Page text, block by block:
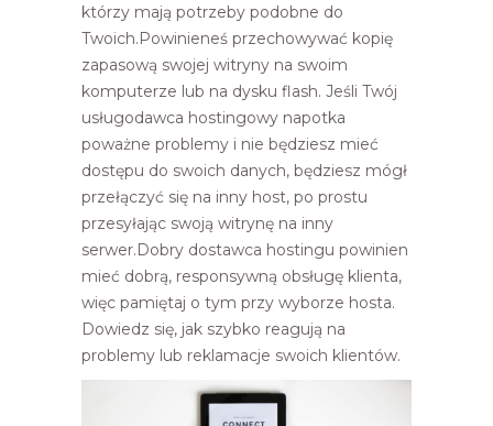
którzy mają potrzeby podobne do
Twoich.Powinieneś przechowywać kopię
zapasową swojej witryny na swoim
komputerze lub na dysku flash. Jeśli Twój
usługodawca hostingowy napotka
poważne problemy i nie będziesz mieć
dostępu do swoich danych, będziesz mógł
przełączyć się na inny host, po prostu
przesyłając swoją witrynę na inny
serwer.Dobry dostawca hostingu powinien
mieć dobrą, responsywną obsługę klienta,
więc pamiętaj o tym przy wyborze hosta.
Dowiedz się, jak szybko reagują na
problemy lub reklamacje swoich klientów.